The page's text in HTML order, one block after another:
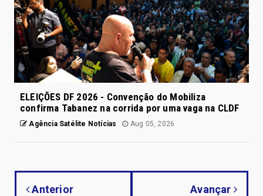
ELEIÇÕES DF 2026 - Convenção do Mobiliza
confirma Tabanez na corrida por uma vaga na CLDF
Agência Satélite Notícias Aug 05, 2026
Anterior Avançar